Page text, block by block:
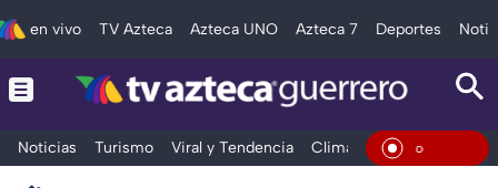
en vivo TV Azteca Azteca UNO Azteca 7 Deportes
Noticias Turismo Viral y Tendencia Clima Deportes En Vivo